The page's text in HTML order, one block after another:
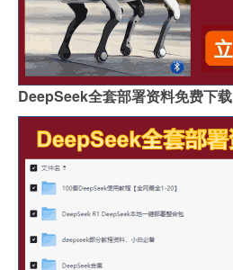
DeepSeek全套部署资料免费下载